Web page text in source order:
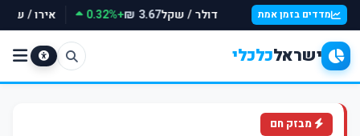
מדדים בזמן אמת דולר / שקל3.67 ₪
+0.32% אירו /
ישראלכלכלי
מבזק חם